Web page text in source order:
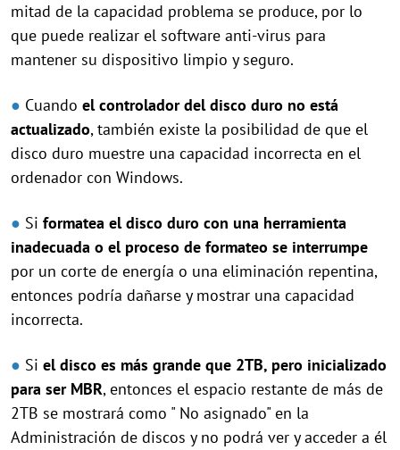
mitad de la capacidad problema se produce, por lo
que puede realizar el software anti-virus para
mantener su dispositivo limpio y seguro.
● Cuando el controlador del disco duro no está
actualizado, también existe la posibilidad de que el
disco duro muestre una capacidad incorrecta en el
ordenador con Windows.
● Si formatea el disco duro con una herramienta
inadecuada o el proceso de formateo se interrumpe
por un corte de energía o una eliminación repentina,
entonces podría dañarse y mostrar una capacidad
incorrecta.
● Si el disco es más grande que 2TB, pero inicializado
para ser MBR, entonces el espacio restante de más de
2TB se mostrará como " No asignado" en la
Administración de discos y no podrá ver y acceder a él